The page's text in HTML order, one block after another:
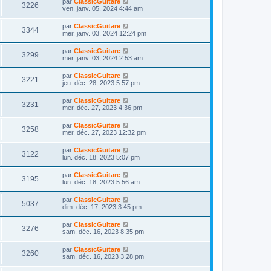
a
g
e
m
e
s
s
a
g
e
i
e
r
m
e
s
s
a
g
e
3226
u
e
i
e
r
m
e
s
s
a
g
e
ven. janv. 05, 2024 4:44 am
3344V
u
D
e
i
e
r
m
e
s
s
a
g
e
par ClassicGuitare
mer. janv. 03, 2024 12:24 pm
3299
u
D
e
i
e
r
m
e
s
s
a
g
e
par ClassicGuitare
mer. janv. 03, 2024 2:53 am
3221
u
D
e
i
e
r
m
e
s
s
a
g
e
par ClassicGuitare
jeu. déc. 28, 2023 5:57 pm
3231
u
D
e
i
e
r
m
e
s
s
a
g
e
par ClassicGuitare
mer. déc. 27, 2023 4:36 pm
3258
u
D
e
i
e
r
m
e
s
s
a
g
e
par ClassicGuitare
mer. déc. 27, 2023 12:32 pm
3122
u
D
e
i
e
r
m
e
s
s
a
g
e
par ClassicGuitare
lun. déc. 18, 2023 5:07 pm
3195
u
D
e
i
e
r
m
e
s
s
a
g
e
par ClassicGuitare
lun. déc. 18, 2023 5:56 am
5037
u
D
e
i
e
r
m
e
s
par ClassicGuitare
dim. déc. 17, 2023 3:45 pm
3276
u
D
e
i
e
r
par ClassicGuitare
sam. déc. 16, 2023 8:35 pm
3260V
u
D
e
par ClassicGuitare
sam. déc. 16, 2023 3:28 pm